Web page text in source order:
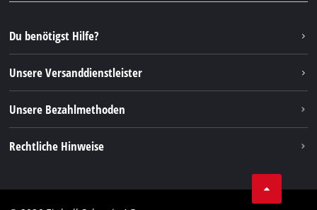
Instagram
TikTok
Pinterest
Du benötigst Hilfe?
Unsere Versanddienstleister
Unsere Bezahlmethoden
Rechtliche Hinweise